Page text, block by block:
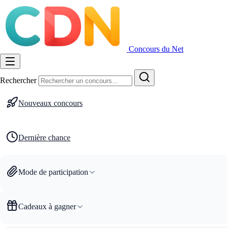
Concours du Net
Rechercher
Nouveaux concours
Dernière chance
Mode de participation
Cadeaux à gagner